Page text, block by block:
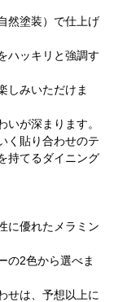
然塗装）で仕上げ
ハッキリと強調す
しみいただけま
が深まります。
く貼り合わせのテ
持てるダイニング
に優れたメラミン
の2色から選べま
せは、予想以上に